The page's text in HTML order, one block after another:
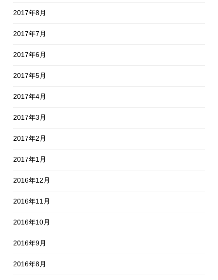
2017年8月
2017年7月
2017年6月
2017年5月
2017年4月
2017年3月
2017年2月
2017年1月
2016年12月
2016年11月
2016年10月
2016年9月
2016年8月